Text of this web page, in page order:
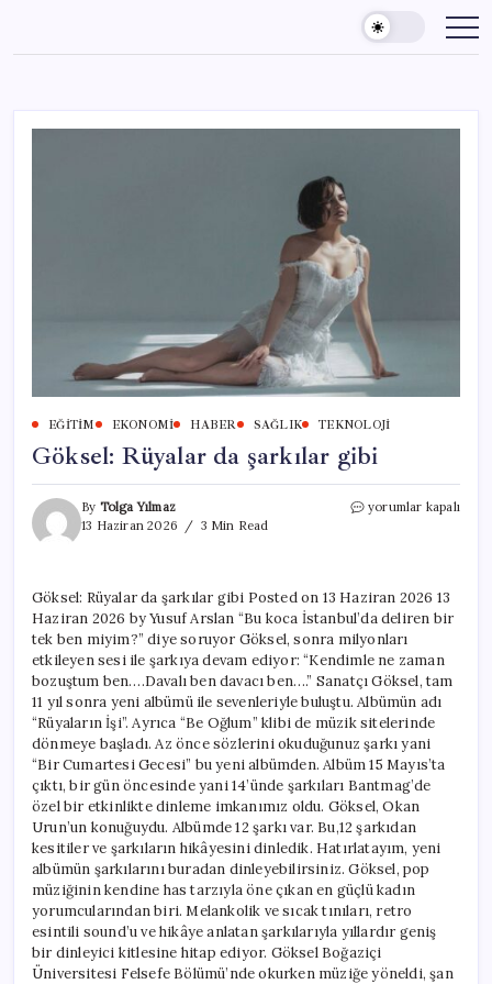
content
EĞITIM EKONOMI HABER SAĞLIK TEKNOLOJI
Göksel: Rüyalar da şarkılar gibi
By Tolga Yılmaz
13 Haziran 2026
3 Min Read
Göksel:
için
yorumlar kapalı
Göksel: Rüyalar da şarkılar gibi Posted on 13 Haziran 2026 13
Haziran 2026 by Yusuf Arslan “Bu koca İstanbul’da deliren bir
tek ben miyim?” diye soruyor Göksel, sonra milyonları
etkileyen sesi ile şarkıya devam ediyor: “Kendimle ne zaman
bozuştum ben….Davalı ben davacı ben….” Sanatçı Göksel, tam
11 yıl sonra yeni albümü ile sevenleriyle buluştu. Albümün adı
“Rüyaların İşi”. Ayrıca “Be Oğlum” klibi de müzik sitelerinde
dönmeye başladı. Az önce sözlerini okuduğunuz şarkı yani
“Bir Cumartesi Gecesi” bu yeni albümden. Albüm 15 Mayıs’ta
çıktı, bir gün öncesinde yani 14’ünde şarkıları Bantmag’de
özel bir etkinlikte dinleme imkanımız oldu. Göksel, Okan
Urun’un konuğuydu. Albümde 12 şarkı var. Bu,12 şarkıdan
kesitiler ve şarkıların hikâyesini dinledik. Hatırlatayım, yeni
albümün şarkılarını buradan dinleyebilirsiniz. Göksel, pop
müziğinin kendine has tarzıyla öne çıkan en güçlü kadın
yorumcularından biri. Melankolik ve sıcak tınıları, retro
esintili sound’u ve hikâye anlatan şarkılarıyla yıllardır geniş
bir dinleyici kitlesine hitap ediyor. Göksel Boğaziçi
Üniversitesi Felsefe Bölümü’nde okurken müziğe yöneldi, şan